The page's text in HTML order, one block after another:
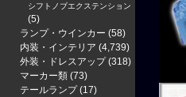
シフトノブエクステンション
(5)
ランプ・ウインカー (58)
内装・インテリア (4,739)
外装・ドレスアップ (318)
マーカー類 (73)
テールランプ (17)